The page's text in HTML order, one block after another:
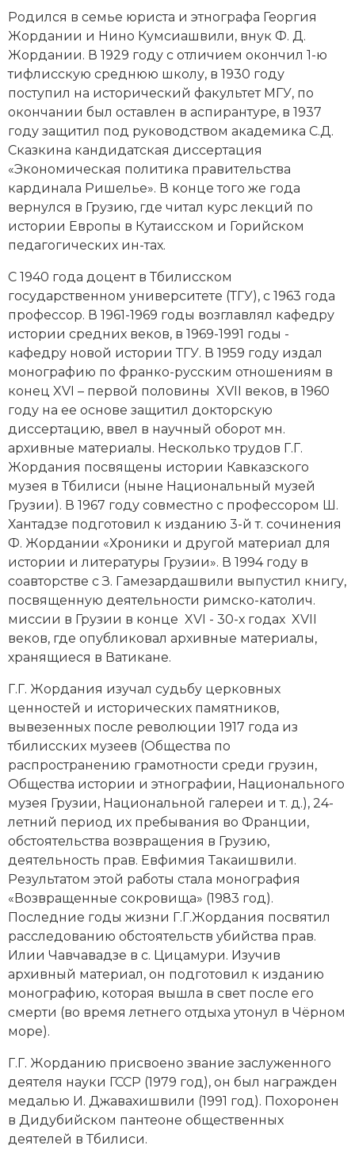
Государство и право
Европа
Империи
История материальной и духовной культуры
История международных отношений
История, философия, теория и методология
исторического знания
Итория международных отношений
Латинская Америка
Новая история
Новейшая история
Образование
Общественные объединения и организации
Политическая история
Революции и народные движения
Религия и церковь
Северная Америка
Социально-экономическая история
Специальные исторические дисциплины
СССР
Южная Америка
Родился в семье юриста и этнографа Георгия
Жордании и Нино Кумсиашвили, внук Ф. Д.
Жордании. В 1929 году с отличием окончил 1-ю
тифлисскую среднюю школу, в 1930 году
поступил на исторический факультет МГУ, по
окончании был оставлен в аспирантуре, в 1937
году защитил под руководством академика С.Д.
Сказкина кандидатская диссертация
«Экономическая политика правительства
кардинала Ришелье». В конце того же года
вернулся в Грузию, где читал курс лекций по
истории Европы в Кутаисском и Горийском
педагогических ин-тах.
С 1940 года доцент в Тбилисском
государственном университете (ТГУ), с 1963 года
профессор. В 1961-1969 годы возглавлял кафедру
истории средних веков, в 1969-1991 годы -
кафедру новой истории ТГУ. В 1959 году издал
монографию по франко-русским отношениям в
конец XVI – первой половины XVII веков, в 1960
году на ее основе защитил докторскую
диссертацию, ввел в научный оборот мн.
архивные материалы. Несколько трудов Г.Г.
Жордания посвящены истории Кавказского
музея в Тбилиси (ныне Национальный музей
Грузии). В 1967 году совместно с профессором Ш.
Хантадзе подготовил к изданию 3-й т. сочинения
Ф. Жордании «Хроники и другой материал для
истории и литературы Грузии». В 1994 году в
соавторстве с З. Гамезардашвили выпустил книгу,
посвященную деятельности римско-католич.
миссии в Грузии в конце XVI - 30-х годах XVII
веков, где опубликовал архивные материалы,
хранящиеся в Ватикане.
Г.Г. Жордания изучал судьбу церковных
ценностей и исторических памятников,
вывезенных после революции 1917 года из
тбилисских музеев (Общества по
распространению грамотности среди грузин,
Общества истории и этнографии, Национального
музея Грузии, Национальной галереи и т. д.), 24-
летний период их пребывания во Франции,
обстоятельства возвращения в Грузию,
деятельность прав. Евфимия Такаишвили.
Результатом этой работы стала монография
«Возвращенные сокровища» (1983 год).
Последние годы жизни Г.Г.Жордания посвятил
расследованию обстоятельств убийства прав.
Илии Чавчавадзе в с. Цицамури. Изучив
архивный материал, он подготовил к изданию
монографию, которая вышла в свет после его
смерти (во время летнего отдыха утонул в Чёрном
море).
Г.Г. Жорданию присвоено звание заслуженного
деятеля науки ГССР (1979 год), он был награжден
медалью И. Джавахишвили (1991 год). Похоронен
в Дидубийском пантеоне общественных
деятелей в Тбилиси.